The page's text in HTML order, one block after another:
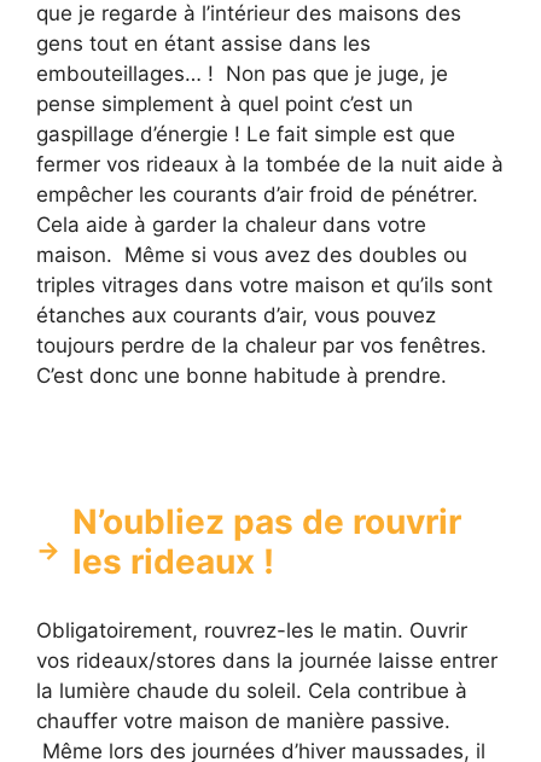
que je regarde à l’intérieur des maisons des
gens tout en étant assise dans les
embouteillages… ! Non pas que je juge, je
pense simplement à quel point c’est un
gaspillage d’énergie ! Le fait simple est que
fermer vos rideaux à la tombée de la nuit aide à
empêcher les courants d’air froid de pénétrer.
Cela aide à garder la chaleur dans votre
maison. Même si vous avez des doubles ou
triples vitrages dans votre maison et qu’ils sont
étanches aux courants d’air, vous pouvez
toujours perdre de la chaleur par vos fenêtres.
C’est donc une bonne habitude à prendre.
N’oubliez pas de rouvrir
les rideaux !
Obligatoirement, rouvrez-les le matin. Ouvrir
vos rideaux/stores dans la journée laisse entrer
la lumière chaude du soleil. Cela contribue à
chauffer votre maison de manière passive.
Même lors des journées d’hiver maussades, il